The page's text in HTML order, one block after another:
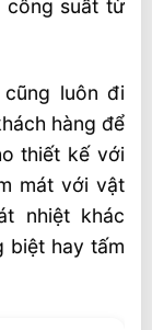
công suất từ
cũng luôn đi
hàng để
thiết kế với
mát với vật
nhiệt khác
biệt hay tấm